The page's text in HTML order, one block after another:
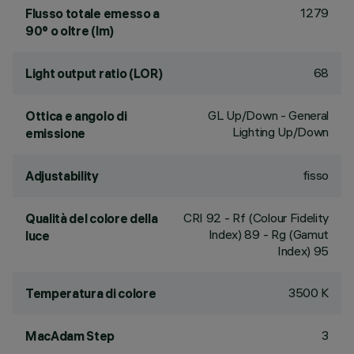
Flusso totale emesso a
90° o oltre (lm)
1279
Light output ratio (LOR) 68
Ottica e angolo di
emissione
GL Up/Down - General
Lighting Up/Down
Adjustability fisso
Qualità del colore della
luce
CRI 92 - Rf (Colour Fidelity
Index) 89 - Rg (Gamut
Index) 95
Temperatura di colore 3500 K
MacAdam Step 3